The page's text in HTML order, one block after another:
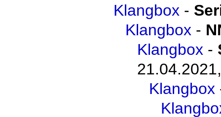
Klangbox -
Klangbox -
Klangbox -
Klangbox